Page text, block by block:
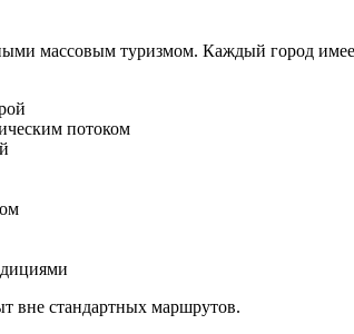
массовым туризмом. Каждый город
потоком
вне стандартных маршрутов.